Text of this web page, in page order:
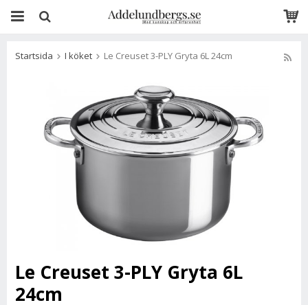
Startsida I köket Le Creuset 3-PLY Gryta 6L 24cm
Le Creuset 3-PLY Gryta 6L
24cm